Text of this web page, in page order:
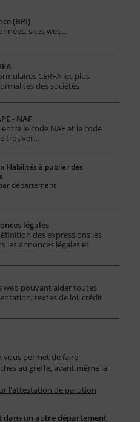
(BPI)
sites web...
CERFA les plus
des sociétés
- NAF
le code NAF et le code
trouver…
Habilités à publier des
département
légales
des expressions les
les annonces légales et
web pouvant aider toutes
textes de loi, crédit
vous permet de faire
au greffe, avant même la
l'attestation de parution
dans un autre département